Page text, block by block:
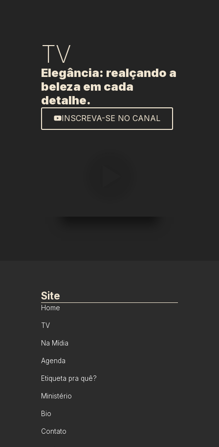
TV
Elegância: realçando a
beleza em cada
detalhe.
INSCREVA-SE NO CANAL
Site
Home
TV
Na Mídia
Agenda
Etiqueta pra quê?
Ministério
Bio
Contato